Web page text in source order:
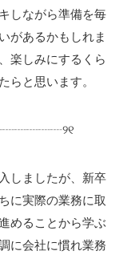
しながら準備を毎
があるかもしれま
楽しみにするくら
らと思います。
しましたが、新卒
に実際の業務に取
めることから学ぶ
に会社に慣れ業務